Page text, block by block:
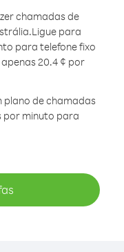
chamadas de
Ligue para
para telefone fixo
20.4 ¢ por
plano de chamadas
por minuto para